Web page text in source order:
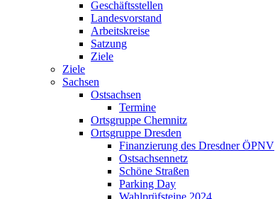
Geschäftsstellen
Landesvorstand
Arbeitskreise
Satzung
Ziele
Ziele
Sachsen
Ostsachsen
Termine
Ortsgruppe Chemnitz
Ortsgruppe Dresden
Finanzierung des Dresdner ÖPNV
Ostsachsennetz
Schöne Straßen
Parking Day
Wahlprüfsteine 2024